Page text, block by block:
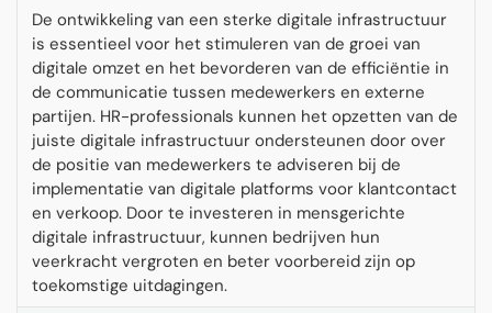
De ontwikkeling van een sterke digitale infrastructuur
is essentieel voor het stimuleren van de groei van
digitale omzet en het bevorderen van de efficiëntie in
de communicatie tussen medewerkers en externe
partijen. HR-professionals kunnen het opzetten van de
juiste digitale infrastructuur ondersteunen door over
de positie van medewerkers te adviseren bij de
implementatie van digitale platforms voor klantcontact
en verkoop. Door te investeren in mensgerichte
digitale infrastructuur, kunnen bedrijven hun
veerkracht vergroten en beter voorbereid zijn op
toekomstige uitdagingen.